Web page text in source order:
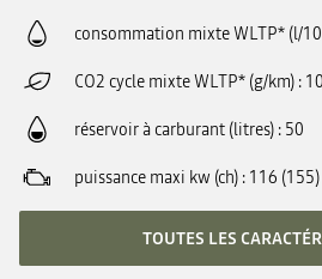
consommation mixte WLTP* (l/
CO2 cycle mixte WLTP* (g/km)
réservoir à carburant (litres) 50
puissance maxi kw (ch) 116 (155)
TOUTES LES